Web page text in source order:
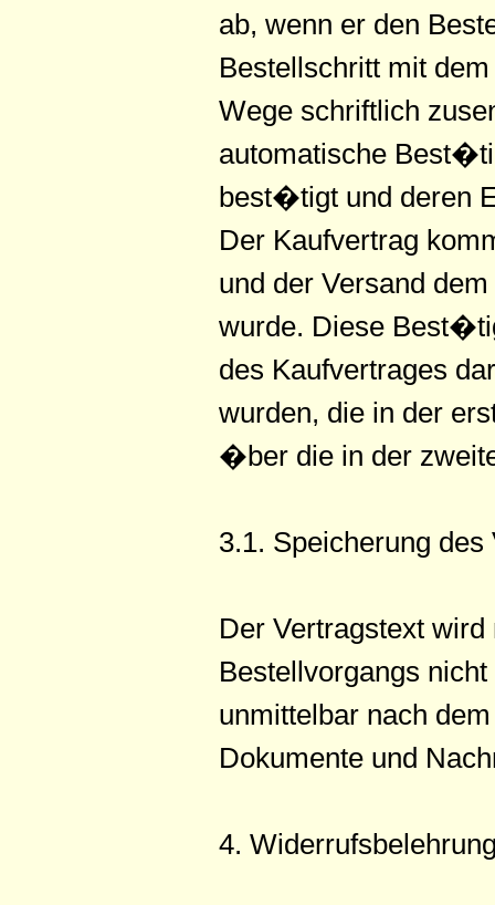
ab, wenn er den
Bestellschritt mit
Wege schriftlich
automatische
best�tigt und deren
Der Kaufvertrag
und der Versand
wurde. Diese
des Kaufvertrages
wurden, die in der
�ber die in der
3.1. Speicherung des
Der Vertragstext
Bestellvorgangs
unmittelbar nach
Dokumente und
4.